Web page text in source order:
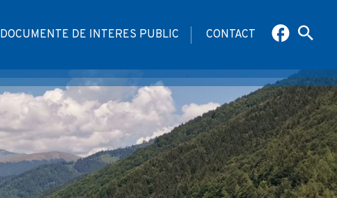
DOCUMENTE DE INTERES PUBLIC CONTACT